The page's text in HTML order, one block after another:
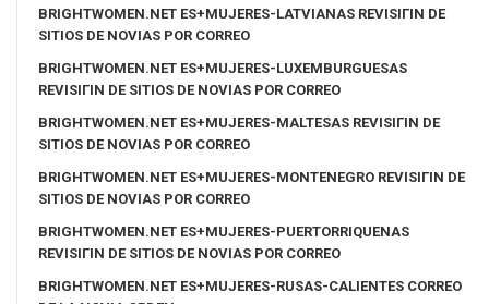
BRIGHTWOMEN.NET ES+MUJERES-LATVIANAS REVISIГІN DE
SITIOS DE NOVIAS POR CORREO
BRIGHTWOMEN.NET ES+MUJERES-LUXEMBURGUESAS
REVISIГІN DE SITIOS DE NOVIAS POR CORREO
BRIGHTWOMEN.NET ES+MUJERES-MALTESAS REVISIГІN DE
SITIOS DE NOVIAS POR CORREO
BRIGHTWOMEN.NET ES+MUJERES-MONTENEGRO REVISIГІN DE
SITIOS DE NOVIAS POR CORREO
BRIGHTWOMEN.NET ES+MUJERES-PUERTORRIQUENAS
REVISIГІN DE SITIOS DE NOVIAS POR CORREO
BRIGHTWOMEN.NET ES+MUJERES-RUSAS-CALIENTES CORREO